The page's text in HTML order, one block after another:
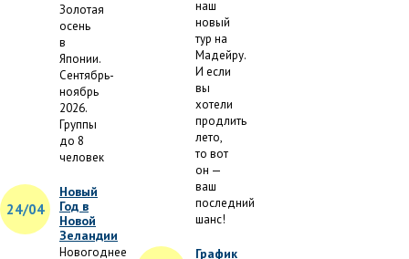
Золотая
осень
в
Японии.
Сентябрь-
ноябрь
2026.
Группы
до 8
человек
24/04
Новый
Год в
Новой
Зеландии
Новогоднее
наш
новый
тур на
Мадейру.
И если
вы
хотели
продлить
лето,
то вот
он —
ваш
последний
шанс!
График